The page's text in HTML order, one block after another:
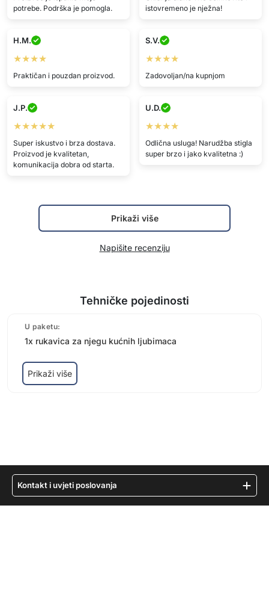
★★★★★
Super iskustvo i brza dostava.
Proizvod je kvalitetan,
★★★★
Odlična usluga! Narudžba stigla
super brzo i jako kvalitetna :)
Napišite recenziju
Tehničke pojedinosti